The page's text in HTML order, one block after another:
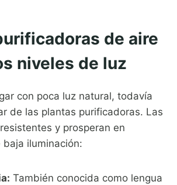
de aire
niveles de luz
con poca luz natural, todavía
de las plantas purificadoras. Las
y prosperan en
iluminación:
También conocida como lengua